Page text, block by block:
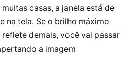
casas, a janela está de
na tela. Se o brilho máximo
reflete demais, você vai passar
a imagem